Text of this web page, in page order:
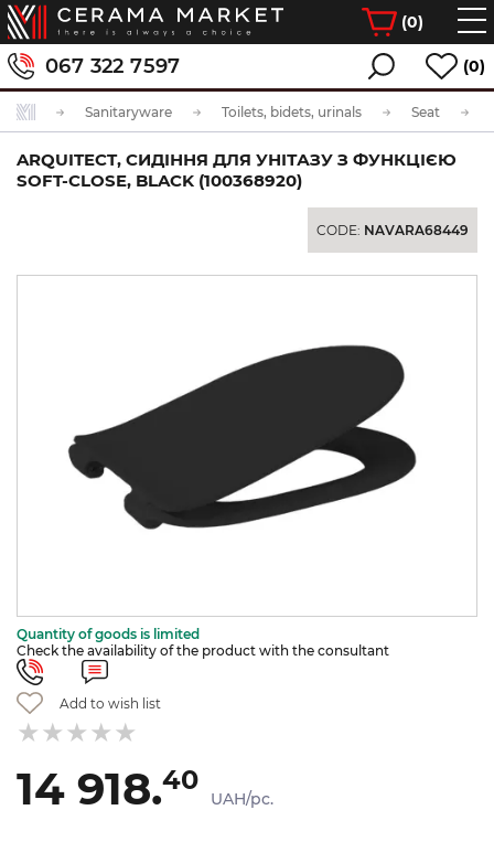
(0)
067 322 7597 (0)
Sanitaryware Toilets, bidets, urinals Seat
ARQUITECT, СИДІННЯ ДЛЯ УНІТАЗУ З ФУНКЦІЄЮ
SOFT-CLOSE, BLACK (100368920)
CODE: NAVARA68449
Quantity of goods is limited
Check the availability of the product with the consultant
Add to wish list
14 918.40
UAH/pc.